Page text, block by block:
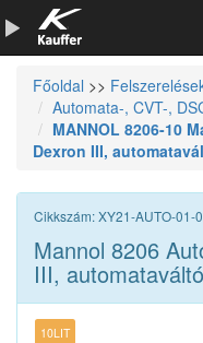
Szerszámkatalógus
Kosár
Főoldal >>
Automata-, CVT-,
MANNOL 8206-10
Dexron III,
Cikkszám: XY21-AUTO-01-
Mannol 8206
III,
10LIT